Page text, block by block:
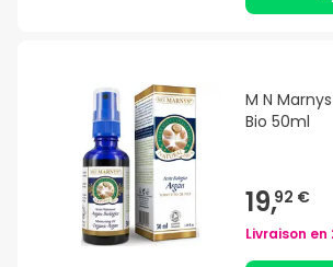
M N
Bio 50ml
19,92 €
Livraison en